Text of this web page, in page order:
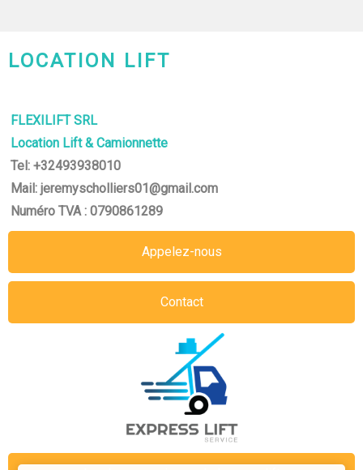
LOCATION LIFT
FLEXILIFT SRL
Location Lift & Camionnette
Tel: +32493938010
Mail: jeremyscholliers01@gmail.com
Numéro TVA : 0790861289
Appelez-nous
Contact